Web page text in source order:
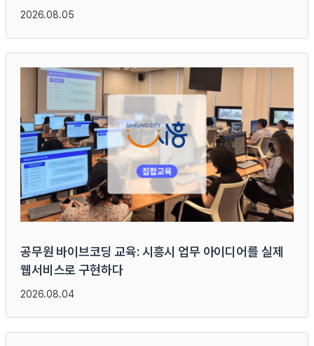
2026.08.05
공무원 바이브코딩 교육: 시흥시 업무 아이디어를 실제
웹서비스로 구현하다
2026.08.04